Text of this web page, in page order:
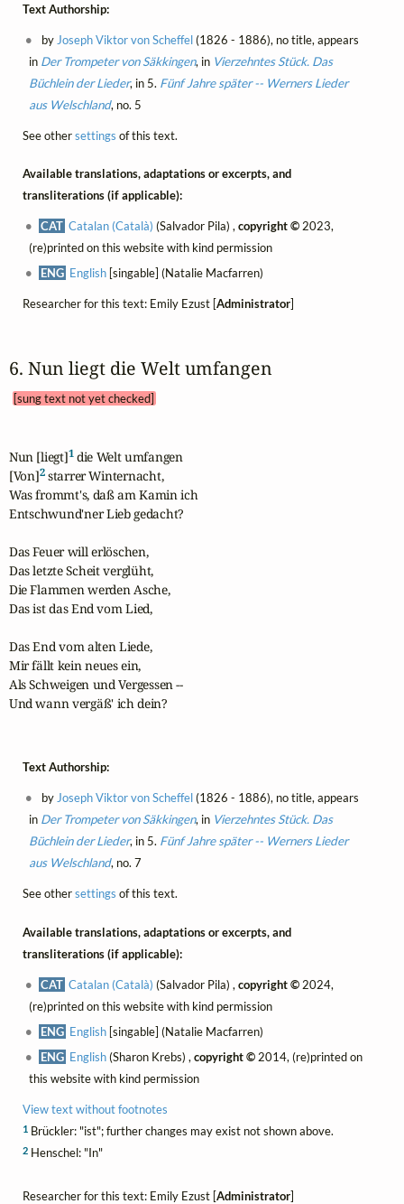
Text Authorship:
by Joseph Viktor von Scheffel(1826 - 1886), no title, appears
in Der Trompeter von Säkkingen, in Vierzehntes Stück. Das
Büchlein der Lieder, in 5. Fünf Jahre später -- Werners Lieder
aus Welschland, no. 5
See othersettings of this text.
Available translations, adaptations or excerpts, and
transliterations (if applicable):
CAT Catalan (Català) (Salvador Pila) ,copyright © 2023,
(re)printed on this website with kind permission
ENG English [singable] (Natalie Macfarren)
Researcher for this text: Emily Ezust [Administrator]
6. Nun liegt die Welt umfangen
[sung text not yet checked]
Nun [liegt]1 die Welt umfangen
[Von]2 starrer Winternacht,
Was frommt's, daß am Kamin ich
Entschwund'ner Lieb gedacht?
Das Feuer will erlöschen,
Das letzte Scheit verglüht,
Die Flammen werden Asche,
Das ist das End vom Lied,
Das End vom alten Liede,
Mir fällt kein neues ein,
Als Schweigen und Vergessen --
Und wann vergäß' ich dein?
Text Authorship:
by Joseph Viktor von Scheffel(1826 - 1886), no title, appears
in Der Trompeter von Säkkingen, in Vierzehntes Stück. Das
Büchlein der Lieder, in 5. Fünf Jahre später -- Werners Lieder
aus Welschland, no. 7
See othersettings of this text.
Available translations, adaptations or excerpts, and
transliterations (if applicable):
CAT Catalan (Català) (Salvador Pila) ,copyright © 2024,
(re)printed on this website with kind permission
ENG English [singable] (Natalie Macfarren)
ENG English(Sharon Krebs) ,copyright © 2014, (re)printed on
this website with kind permission
View text without footnotes
1Brückler: "ist"; further changes may exist not shown above.
2Henschel: "In"
Researcher for this text: Emily Ezust [Administrator]